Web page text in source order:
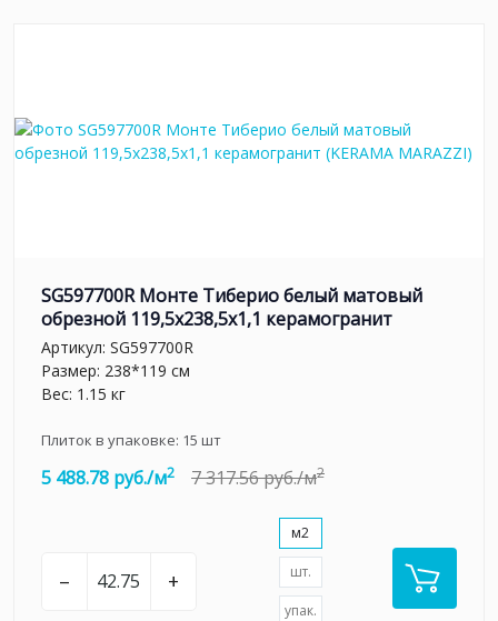
SG597700R Монте Тиберио белый матовый
обрезной 119,5x238,5x1,1 керамогранит
Артикул: SG597700R
Размер: 238*119 см
Вес: 1.15 кг
Плиток в упаковке: 15 шт
5 488.78 руб./м2 7 317.56 руб./м2
– +
м2
шт.
упак.